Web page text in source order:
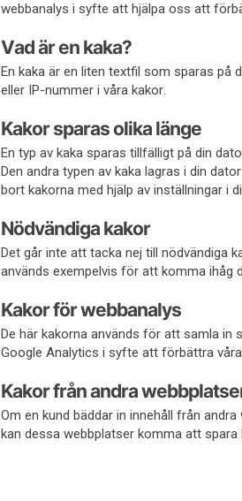
webbanalys i syfte att hjälpa oss att
Vad är en kaka?
En kaka är en liten textfil som sparas på
eller IP-nummer i våra kakor.
Kakor sparas olika länge
En typ av kaka sparas tillfälligt på din
Den andra typen av kaka lagras i din
bort kakorna med hjälp av inställningar i
Nödvändiga kakor
Det går inte att tacka nej till nödvändiga
används exempelvis för att komma ihåg
Kakor för webbanalys
De här kakorna används för att samla in
Google Analytics i syfte att förbättra
Kakor från andra
Om en kund bäddar in innehåll från
kan dessa webbplatser komma att spara